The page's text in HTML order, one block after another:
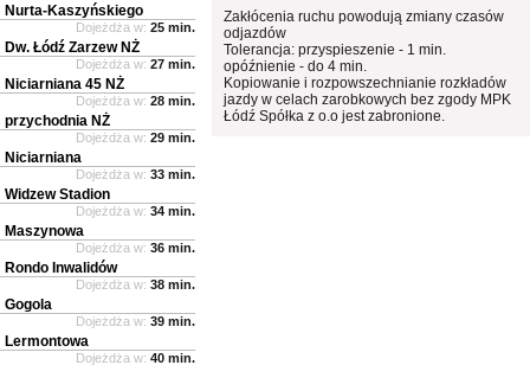
Zakłócenia ruchu powodują zmiany czasów
odjazdów
Tolerancja: przyspieszenie - 1 min.
opóźnienie - do 4 min.
Kopiowanie i rozpowszechnianie rozkładów
jazdy w celach zarobkowych bez zgody MPK
Łódź Spółka z o.o jest zabronione.
Nurta-Kaszyńskiego
Dojeżdża w: 25 min.
Dw. Łódź Zarzew NŻ
Dojeżdża w: 27 min.
Niciarniana 45 NŻ
Dojeżdża w: 28 min.
przychodnia NŻ
Dojeżdża w: 29 min.
Niciarniana
Dojeżdża w: 33 min.
Widzew Stadion
Dojeżdża w: 34 min.
Maszynowa
Dojeżdża w: 36 min.
Rondo Inwalidów
Dojeżdża w: 38 min.
Gogola
Dojeżdża w: 39 min.
Lermontowa
Dojeżdża w: 40 min.